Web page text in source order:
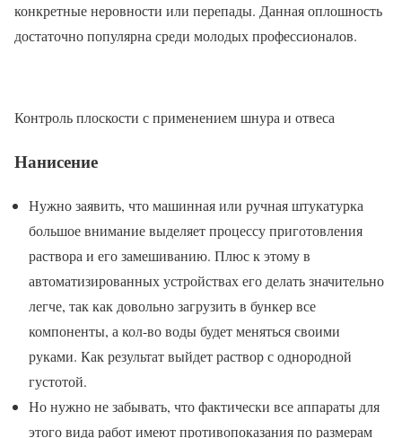
конкретные неровности или перепады. Данная оплошность
достаточно популярна среди молодых профессионалов.
Контроль плоскости с применением шнура и отвеса
Нанисение
Нужно заявить, что машинная или ручная штукатурка
большое внимание выделяет процессу приготовления
раствора и его замешиванию. Плюс к этому в
автоматизированных устройствах его делать значительно
легче, так как довольно загрузить в бункер все
компоненты, а кол-во воды будет меняться своими
руками. Как результат выйдет раствор с однородной
густотой.
Но нужно не забывать, что фактически все аппараты для
этого вида работ имеют противопоказания по размерам